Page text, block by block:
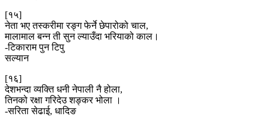
[१५]
नेता भए तस्करीमा रङ्ग फेर्ने छेपारोको चाल,
मालामाल बन्न ती सुन ल्याउँदा भरियाको काल।
-टिकाराम पुन टिपु
सल्यान
[१६]
देशभन्दा व्यक्ति धनी नेपाली नै होला,
तिनको रक्षा गरिदेउ शङ्कर भोला ।
-सरिता सेढाई, धादिङ